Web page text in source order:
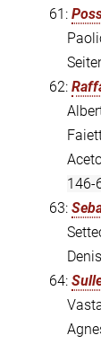
61:
62:
146-
63:
64: